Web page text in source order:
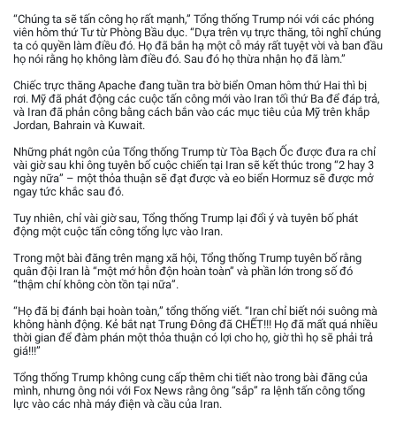
“Chúng ta sẽ tấn công họ rất mạnh,” Tổng thống Trump nói với các phóng
viên hôm thứ Tư từ Phòng Bầu dục. “Dựa trên vụ trực thăng, tôi nghĩ chúng
ta có quyền làm điều đó. Họ đã bắn hạ một cỗ máy rất tuyệt vời và ban đầu
họ nói rằng họ không làm điều đó. Sau đó họ thừa nhận họ đã làm.”
Chiếc trực thăng Apache đang tuần tra bờ biển Oman hôm thứ Hai thì bị
rơi. Mỹ đã phát động các cuộc tấn công mới vào Iran tối thứ Ba để đáp trả,
và Iran đã phản công bằng cách bắn vào các mục tiêu của Mỹ trên khắp
Jordan, Bahrain và Kuwait.
Những phát ngôn của Tổng thống Trump từ Tòa Bạch Ốc được đưa ra chỉ
vài giờ sau khi ông tuyên bố cuộc chiến tại Iran sẽ kết thúc trong “2 hay 3
ngày nữa” – một thỏa thuận sẽ đạt được và eo biển Hormuz sẽ được mở
ngay tức khắc sau đó.
Tuy nhiên, chỉ vài giờ sau, Tổng thống Trump lại đổi ý và tuyên bố phát
động một cuộc tấn công tổng lực vào Iran.
Trong một bài đăng trên mạng xã hội, Tổng thống Trump tuyên bố rằng
quân đội Iran là “một mớ hỗn độn hoàn toàn” và phần lớn trong số đó
“thậm chí không còn tồn tại nữa”.
“Họ đã bị đánh bại hoàn toàn,” tổng thống viết. “Iran chỉ biết nói suông mà
không hành động. Kẻ bắt nạt Trung Đông đã CHẾT!!! Họ đã mất quá nhiều
thời gian để đàm phán một thỏa thuận có lợi cho họ, giờ thì họ sẽ phải trả
giá!!!”
Tổng thống Trump không cung cấp thêm chi tiết nào trong bài đăng của
mình, nhưng ông nói với Fox News rằng ông “sắp” ra lệnh tấn công tổng
lực vào các nhà máy điện và cầu của Iran.